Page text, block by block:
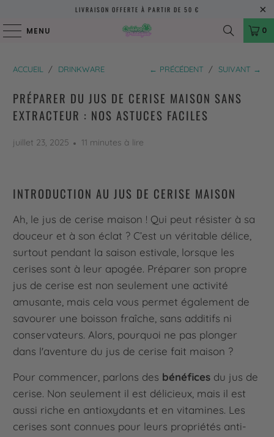
LIVRAISON OFFERTE À PARTIR DE 50 €
MENU 0
ACCUEIL / DRINKWARE ← PRÉCÉDENT / SUIVANT →
PRÉPARER DU JUS DE CERISE MAISON SANS
EXTRACTEUR : NOS ASTUCES FACILES
juillet 23, 2025 11 minutes à lire
INTRODUCTION AU JUS DE CERISE MAISON
Ah, le jus de cerise maison ! Qui peut résister à sa
douceur et à son éclat ? C’est un véritable délice,
surtout pendant la saison estivale, lorsque les
cerises sont à leur apogée. Préparer son propre
jus de cerise est non seulement une activité
amusante, mais cela vous permet également de
savourer une boisson fraîche, sans additifs ni
conservateurs. Alors, pourquoi ne pas plonger
dans l'aventure du jus de cerise fait maison ?
Pour commencer, parlons des bénéfices du jus de
cerise. Non seulement il est délicieux, mais il est
aussi riche en antioxydants et en vitamines. Les
cerises sont connues pour leurs propriétés anti-